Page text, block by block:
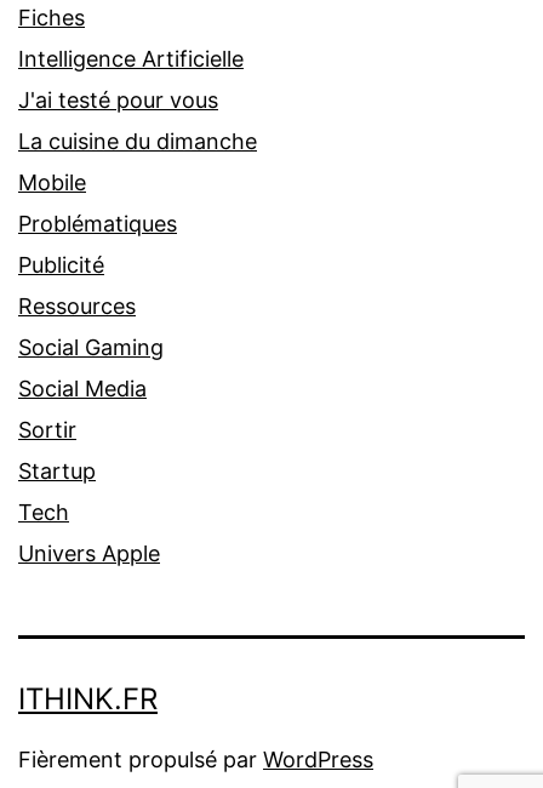
Fiches
Intelligence Artificielle
J'ai testé pour vous
La cuisine du dimanche
Mobile
Problématiques
Publicité
Ressources
Social Gaming
Social Media
Sortir
Startup
Tech
Univers Apple
ITHINK.FR
Fièrement propulsé par WordPress